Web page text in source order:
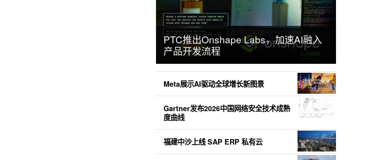
PTC推出Onshape Labs，加速AI融入
产品开发流程
Meta展示AI驱动全球增长新图景
Gartner发布2026中国网络安全技术成熟
度曲线
福建中沙上线 SAP ERP 私有云